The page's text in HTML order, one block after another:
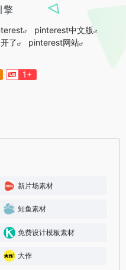
擎
pinterest中文版
了
pinterest网站
1+
新片场素材
知鱼素材
免费设计模板素材
大作